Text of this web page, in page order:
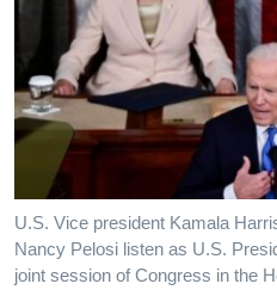
การ
ค้นหา
ไลฟ์สไตล์
ตรวจสอบข่าว
เรียนรู้ภาษาอังกฤษ
พอดคาสต์
ติดตามเรา
U.S. Vice president Kamala
Nancy Pelosi listen as U.S.
joint session of Congress in the